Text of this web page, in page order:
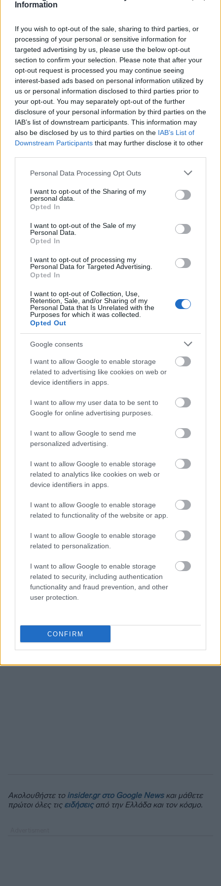
Information
If you wish to opt-out of the sale, sharing to third parties, or
processing of your personal or sensitive information for
targeted advertising by us, please use the below opt-out
section to confirm your selection. Please note that after your
opt-out request is processed you may continue seeing
interest-based ads based on personal information utilized by
us or personal information disclosed to third parties prior to
your opt-out. You may separately opt-out of the further
disclosure of your personal information by third parties on the
IAB’s list of downstream participants. This information may
also be disclosed by us to third parties on the IAB’s List of
Downstream Participants that may further disclose it to other
Please note that this website/app uses one or more Google
not limited to your visit or usage behaviour. You may click to
grant or deny consent to Google and its third-party tags to
use your data for below specified purposes in below Google
consent section.
Personal Data Processing Opt Outs
I want to opt-out of the Sharing of my
personal data.
Opted In
I want to opt-out of the Sale of my
Personal Data.
Opted In
I want to opt-out of processing my
Personal Data for Targeted Advertising.
Opted In
I want to opt-out of Collection, Use,
Retention, Sale, and/or Sharing of my
Personal Data that Is Unrelated with the
Purposes for which it was collected.
Opted Out
Google consents
I want to allow Google to enable storage
related to advertising like cookies on web or
device identifiers in apps.
I want to allow my user data to be sent to
Google for online advertising purposes.
I want to allow Google to send me
personalized advertising.
I want to allow Google to enable storage
related to analytics like cookies on web or
device identifiers in apps.
I want to allow Google to enable storage
related to functionality of the website or app.
I want to allow Google to enable storage
related to personalization.
I want to allow Google to enable storage
related to security, including authentication
functionality and fraud prevention, and other
user protection.
CONFIRM
ανθρώπων της».
Κλείνοντας, ο κ. Κικίλιας αναφέρθηκε στους
ηγέτες της ΝΔ.
Γεώργιο Ράλλη, τον Ευάγγελο Αβέρωφ, τον
Κωνσταντίνο Μητσοτάκη, τον Μιλτιάδη Έβερτ,
τον Κώστα Καραμανλή, τον Αντώνη Σαμαρά, τον
Βαγγέλη Μεϊμαράκη και τώρα τον Κυριάκο
Ακολουθήστε το insider.gr στο Google Newsκαι μάθετε
πρώτοι όλες τις ειδήσειςαπό την Ελλάδα και τον κόσμο.